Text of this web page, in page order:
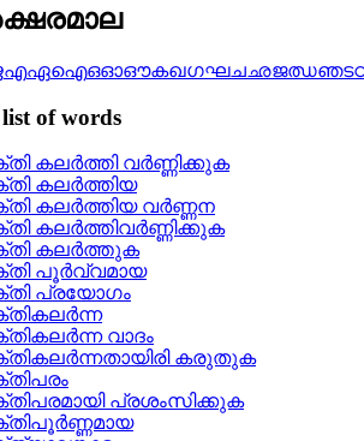
എഏഐഒഓഔകഖഗഘചഛജഝഞട
list of words
കലര്‍ത്തി വര്‍ണ്ണിക്കുക
കലര്‍ത്തിയ
കലര്‍ത്തിയ വര്‍ണ്ണന
കലര്‍ത്തിവര്‍ണ്ണിക്കുക
കലര്‍ത്തുക
പൂര്‍വ്വമായ
പ്രയോഗം
വാദം
കരുതുക
പ്രശംസിക്കുക